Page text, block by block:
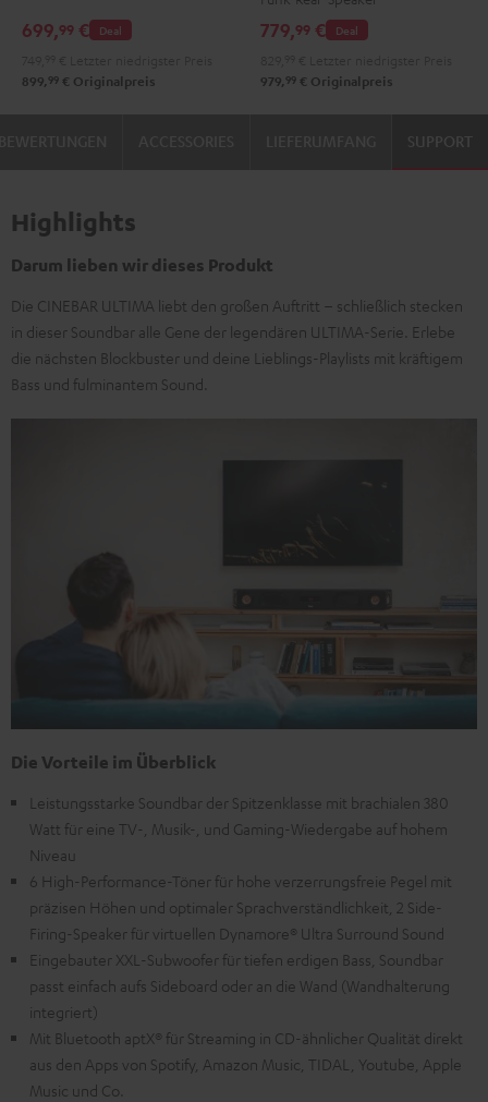
Deal
699,99 €
899, 99 € Originalpreis
Schwarz
WeißDeal
779,99 €
979, 99 € Originalpreis
SUPPORT
Highlights
Darum lieben wir dieses Produkt
Die CINEBAR ULTIMA liebt den großen Auftritt – schließlich stecken
in dieser Soundbar alle Gene der legendären ULTIMA-Serie. Erlebe
die nächsten Blockbuster und deine Lieblings-Playlists mit kräftigem
Bass und fulminantem Sound.
Die Vorteile im Überblick
Leistungsstarke Soundbar der Spitzenklasse mit brachialen 380
Watt für eine TV-, Musik-, und Gaming-Wiedergabe auf hohem
Niveau
6 High-Performance-Töner für hohe verzerrungsfreie Pegel mit
präzisen Höhen und optimaler Sprachverständlichkeit, 2 Side-
Firing-Speaker für virtuellen Dynamore® Ultra Surround Sound
Eingebauter XXL-Subwoofer für tiefen erdigen Bass, Soundbar
passt einfach aufs Sideboard oder an die Wand (Wandhalterung
integriert)
Mit Bluetooth aptX® für Streaming in CD-ähnlicher Qualität direkt
aus den Apps von Spotify, Amazon Music, TIDAL, Youtube, Apple
Music und Co.